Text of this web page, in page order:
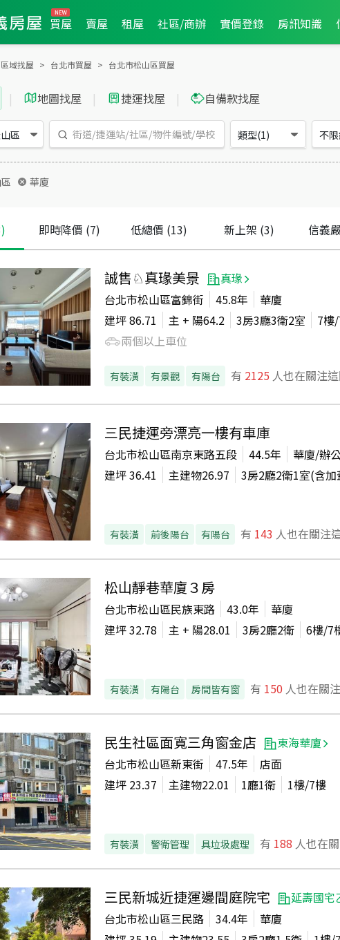
買屋 賣屋 租屋 社區/商辦 實價登錄 房訊知識
區域找屋 台北市買屋 台北市松山區買屋
| 地圖找屋 | 捷運找屋 | 自備款找屋
區 類型(1) 不
華廈
即時降價 (7) 低總價 (13) 新上架 (3) 信義
誠售♘真瑑美景
真瑑
台北市松山區富錦街
45.8年
華廈
建坪86.71 主 + 陽64.2 3房3廳3衛2室 7樓/
兩個以上車位
有裝潢 有景觀 有陽台 有 2125 人也在關注
三民捷運旁漂亮一樓有車庫
台北市松山區南京東路五段 44.5年
華廈/辦
建坪36.41 主建物26.97 3房2廳2衛1室(含加
有裝潢 前後陽台 有陽台 有 143 人也在關注
松山靜巷華廈３房
台北市松山區民族東路 43.0年
華廈
建坪32.78 主 + 陽28.01 3房2廳2衛 6樓/7
有裝潢 有陽台 房間皆有窗 有 150 人也在關
民生社區面寬三角窗金店
東海華廈
台北市松山區新東街
47.5年
店面
建坪 23.37 主建物22.01 1廳1衛 1樓/7樓
有裝潢 警衛管理 具垃圾處理 有 188 人也在
三民新城近捷運邊間庭院宅
延壽國宅
台北市松山區三民路
34.4年
華廈